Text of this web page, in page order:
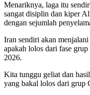
Menariknya, laga itu
sangat disiplin dan kiper
dengan sejumlah
Iran sendiri akan
apakah lolos dari fase
2026.
Kita tunggu geliat dan
yang bakal lolos dari